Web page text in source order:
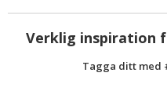
Verklig inspiration
Tagga ditt med